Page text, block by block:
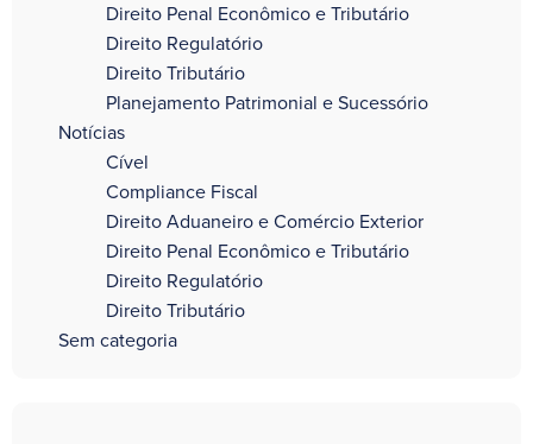
Direito Penal Econômico e Tributário
Direito Regulatório
Direito Tributário
Planejamento Patrimonial e Sucessório
Notícias
Cível
Compliance Fiscal
Direito Aduaneiro e Comércio Exterior
Direito Penal Econômico e Tributário
Direito Regulatório
Direito Tributário
Sem categoria